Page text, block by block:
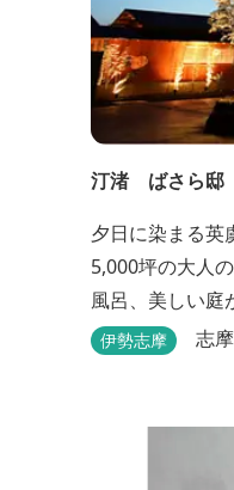
汀渚 ばさら邸
夕日に染まる英
5,000坪の大人
風呂、美しい庭
なただけの特別
伊勢志摩 志